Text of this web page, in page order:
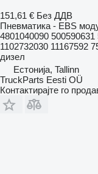
151,61 € Без ДДВ
Пневматика - EBS
4801040090
1102732030 11167592
дизел
Естонија, Tallinn
TruckParts Eesti OÜ
Контактирајте го